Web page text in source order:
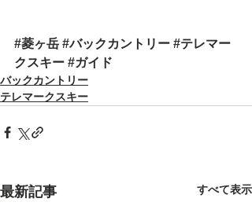
#菱ヶ岳 #バックカントリー #テレマー
クスキー #ガイド
バックカントリー
テレマークスキー
最新記事 すべて表示